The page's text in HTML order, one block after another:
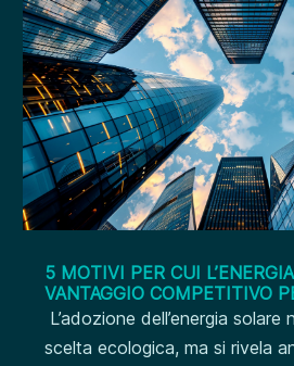
5 MOTIVI PER CUI
VANTAGGIO COMPETITIVO
L’adozione dell’energia solare
scelta ecologica, ma si rivela